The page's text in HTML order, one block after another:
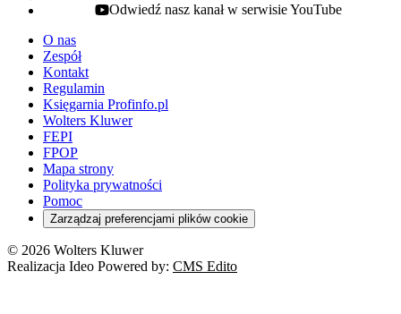
youtube - otwiera się w nowej karcie
Odwiedź nasz kanał w serwisie YouTube
O nas
Zespół
Kontakt
Regulamin
Księgarnia Profinfo.pl
Wolters Kluwer
FEPI
FPOP
Mapa strony
Polityka prywatności
Pomoc
Zarządzaj preferencjami plików cookie
© 2026 Wolters Kluwer
Realizacja Ideo Powered by: CMS Edito